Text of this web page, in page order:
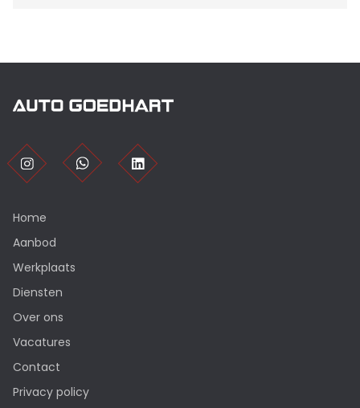
Home
Aanbod
Werkplaats
Diensten
Over ons
Vacatures
Contact
Privacy policy